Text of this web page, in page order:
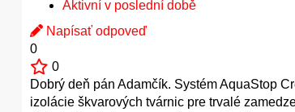
Aktivní v poslední době
Napísať odpoveď
0
0
Dobrý deň pán Adamčík. Systém AquaStop
izolácie škvarových tvárnic pre trvalé